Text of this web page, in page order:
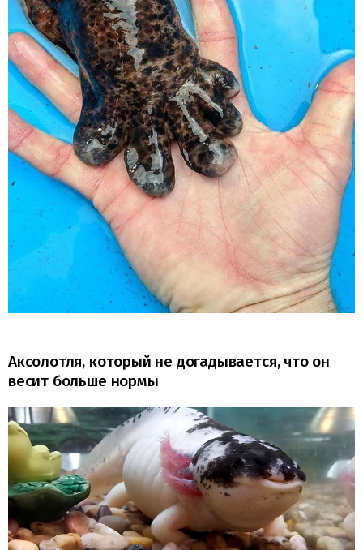
Аксолотля, который не догадывается, что он
весит больше нормы